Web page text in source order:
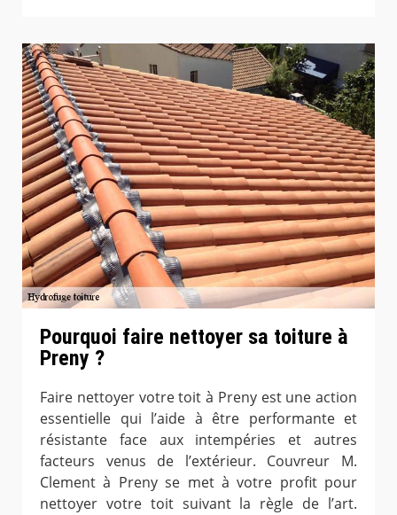
Pourquoi faire nettoyer sa toiture à
Preny ?
Faire nettoyer votre toit à Preny est une action
essentielle qui l’aide à être performante et
résistante face aux intempéries et autres
facteurs venus de l’extérieur. Couvreur M.
Clement à Preny se met à votre profit pour
nettoyer votre toit suivant la règle de l’art.